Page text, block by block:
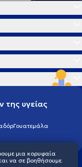
υγείας
Γουατεμάλα
μια κορυφαία
να σε βοηθήσουμε